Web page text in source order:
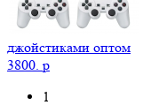
джойстиками оптом
3800. p
1